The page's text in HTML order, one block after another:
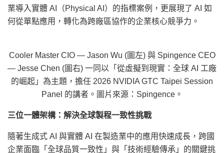
業導入實體 AI（Physical AI）的指標案例，更展現了 AI 如
何從單點應用，轉化為跨廠區協作的企業核心競爭力。
Cooler Master CIO — Jason Wu (圖左) 與 Spingence CEO
— Jesse Chen (圖右) 一同以「從虛擬到現實：全球 AI 工廠
的崛起」為主題，擔任 2026 NVIDIA GTC Taipei Session
Panel 的講者。圖片來源：Spingence。
三位一體架構：解決全球製程一致性挑戰
隨著生成式 AI 與實體 AI 在製造業中的應用快速成長，跨國
企業面臨「全球品質一致性」與「技術經驗傳承」的關鍵挑